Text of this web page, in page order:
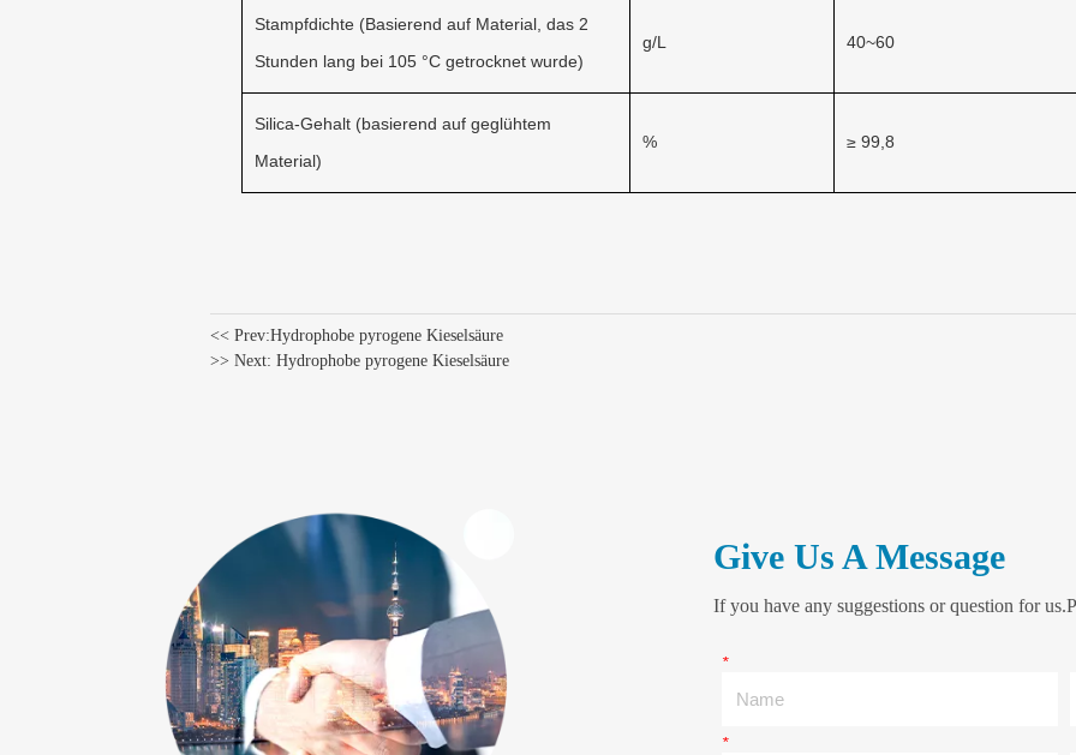
Stampfdichte (Basierend auf Material, das 2
Stunden lang bei 105 °C getrocknet wurde)
g/L 40~60
Silica-Gehalt (basierend auf geglühtem
Material)
% ≥ 99,8
<< Prev:Hydrophobe pyrogene Kieselsäure
>> Next:Hydrophobe pyrogene Kieselsäure
Give Us A Message
If you have any suggestions or question for
*Name
*Email